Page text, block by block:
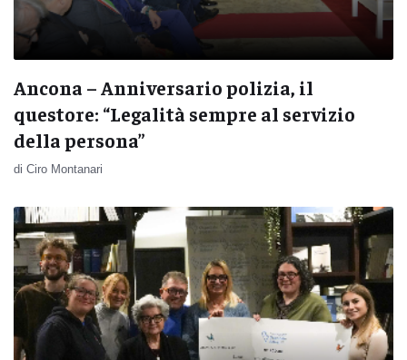
Ancona – Anniversario polizia, il
questore: “Legalità sempre al servizio
della persona”
di Ciro Montanari